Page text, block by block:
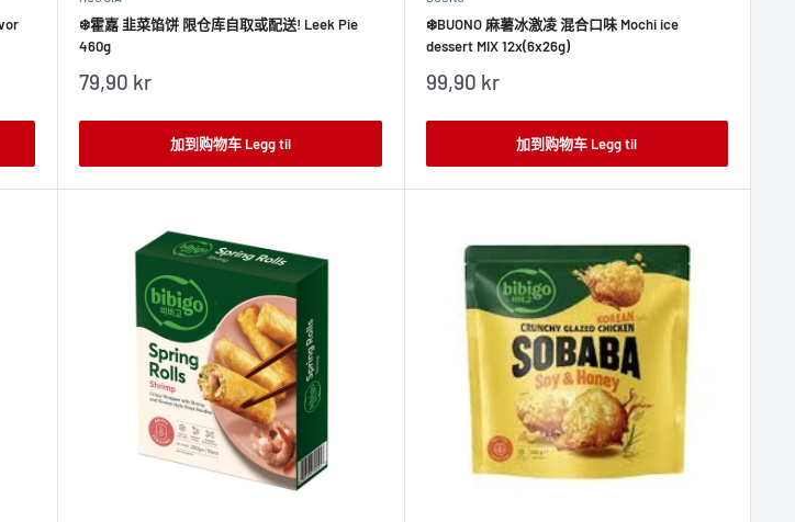
❄️霍嘉 韭菜馅饼 限仓库自取或配送! Leek Pie
460g
销
价
79,90 kr
加到购物车 Legg til
❄️BUONO 麻薯冰激凌 混合口味 Mochi ice
dessert MIX 12x(6x26g)
销
价
99,90 kr
加到购物车 Legg til